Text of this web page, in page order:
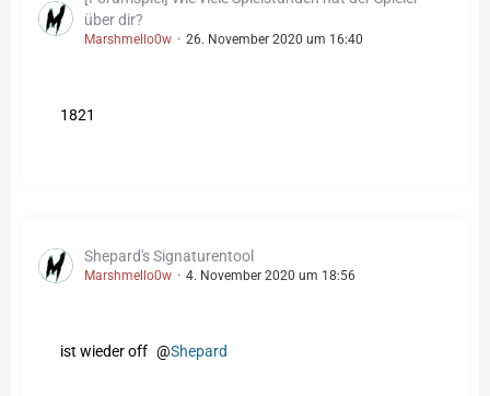
über dir?
Marshmello0w 26. November 2020 um 16:40
1821
Shepard's Signaturentool
Marshmello0w 4. November 2020 um 18:56
ist wieder off Shepard